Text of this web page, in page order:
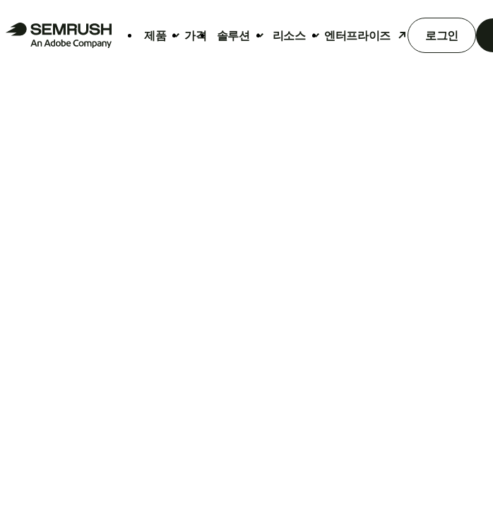
제품 가격 솔루션 리소스 엔터프라이즈 로그인